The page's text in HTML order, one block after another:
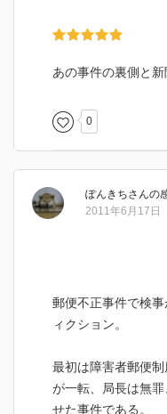
あの事件の裏側と
0
ぽんきちさんの
2011年6月17日
郵便不正事件で検
ィクション。
最初は障害者郵便
が一転、局長は無
せた事件である。